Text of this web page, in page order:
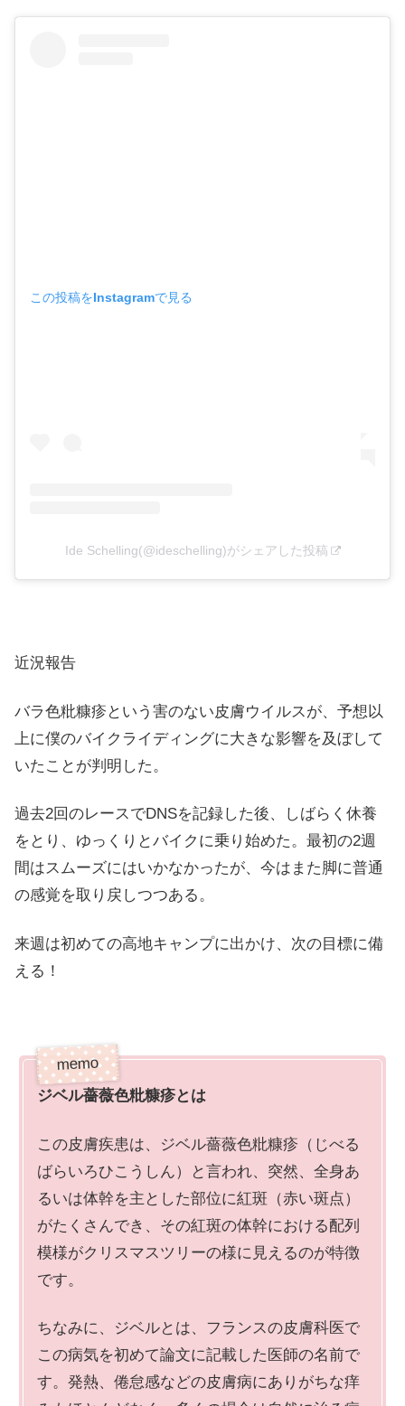
この投稿をInstagramで見る
Ide Schelling(@ideschelling)がシェアした投稿
近況報告
バラ色粃糠疹という害のない皮膚ウイルスが、予想以
上に僕のバイクライディングに大きな影響を及ぼして
いたことが判明した。
過去2回のレースでDNSを記録した後、しばらく休養
をとり、ゆっくりとバイクに乗り始めた。最初の2週
間はスムーズにはいかなかったが、今はまた脚に普通
の感覚を取り戻しつつある。
来週は初めての高地キャンプに出かけ、次の目標に備
える！
ジベル薔薇色粃糠疹とは
この皮膚疾患は、ジベル薔薇色粃糠疹（じべる
ばらいろひこうしん）と言われ、突然、全身あ
るいは体幹を主とした部位に紅斑（赤い斑点）
がたくさんでき、その紅斑の体幹における配列
模様がクリスマスツリーの様に見えるのが特徴
です。
ちなみに、ジベルとは、フランスの皮膚科医で
この病気を初めて論文に記載した医師の名前で
す。発熱、倦怠感などの皮膚病にありがちな痒